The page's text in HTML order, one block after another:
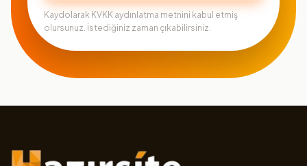
Kaydolarak KVKK aydınlatma metnini kabul etmiş
olursunuz. İstediğiniz zaman çıkabilirsiniz.